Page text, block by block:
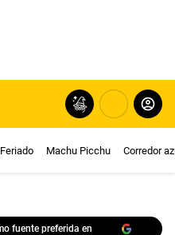
Feriado Machu Picchu Corredor
fuente preferida en